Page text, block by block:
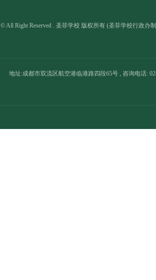
© All Right Reserved . 圣菲学校 版权所有 (圣菲学校行政办
地址:成都市双流区航空港临港路四段65号 , 咨询电话: